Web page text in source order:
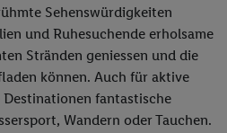
Sehenswürdigkeiten
und Ruhesuchende erholsame
Stränden geniessen und die
können. Auch für aktive
fantastische
Wandern oder Tauchen.